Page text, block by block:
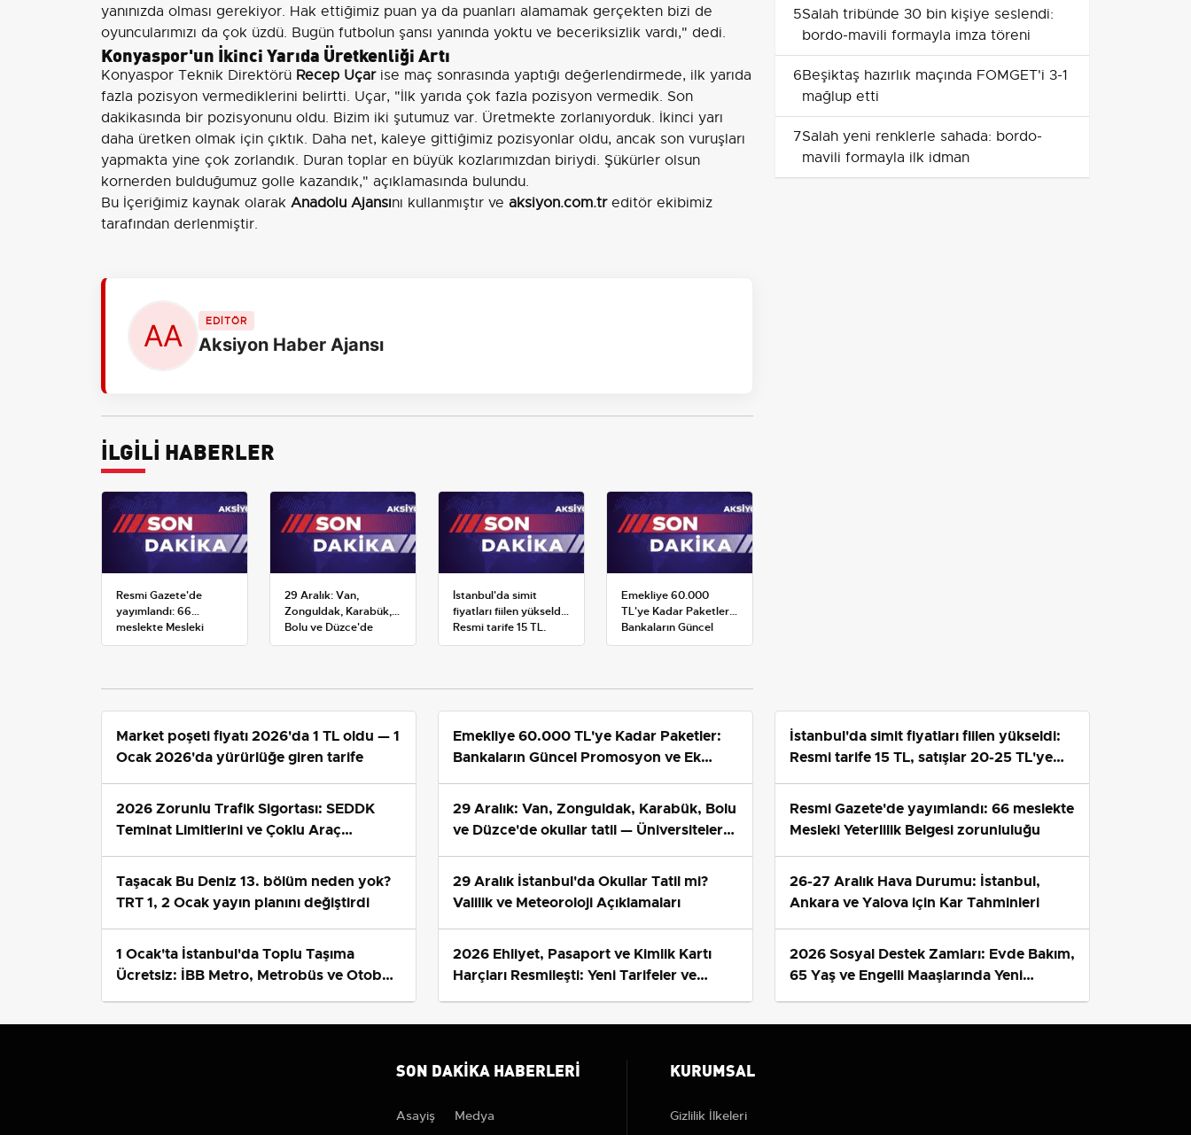
yanınızda olması gerekiyor. Hak ettiğimiz puan ya da puanları alamamak gerçekten bizi de
oyuncularımızı da çok üzdü. Bugün futbolun şansı yanında yoktu ve beceriksizlik vardı," dedi.
Konyaspor'un İkinci Yarıda Üretkenliği Artı
Konyaspor Teknik Direktörü Recep Uçarise maç sonrasında yaptığı değerlendirmede, ilk yarıda
fazla pozisyon vermediklerini belirtti. Uçar, "İlk yarıda çok fazla pozisyon vermedik. Son
dakikasında bir pozisyonunu oldu. Bizim iki şutumuz var. Üretmekte zorlanıyorduk. İkinci yarı
daha üretken olmak için çıktık. Daha net, kaleye gittiğimiz pozisyonlar oldu, ancak son vuruşları
yapmakta yine çok zorlandık. Duran toplar en büyük kozlarımızdan biriydi. Şükürler olsun
kornerden bulduğumuz golle kazandık," açıklamasında bulundu.
Bu İçeriğimiz kaynak olarak Anadolu Ajansını kullanmıştır ve aksiyon.com.treditör ekibimiz
tarafından derlenmiştir.
EDİTÖR
Aksiyon Haber Ajansı
İLGİLİ HABERLER
Resmi Gazete'de
yayımlandı: 66
meslekte Mesleki
Yeterlilik Belgesi
29 Aralık: Van,
Zonguldak, Karabük,
Bolu ve Düzce'de
okullar tatil —
İstanbul'da simit
fiyatları fiilen yükseldi:
Resmi tarife 15 TL,
satışlar 20-25 TL'ye
Emekliye 60.000
TL'ye Kadar Paketler:
Bankaların Güncel
Promosyon ve Ek
5Salah tribünde 30 bin kişiye seslendi:
bordo-mavili formayla imza töreni
6Beşiktaş hazırlık maçında FOMGET'i 3-1
mağlup etti
7Salah yeni renklerle sahada: bordo-
mavili formayla ilk idman
Market poşeti fiyatı 2026'da 1 TL oldu — 1
Ocak 2026'da yürürlüğe giren tarife
2026 Zorunlu Trafik Sigortası: SEDDK
Teminat Limitlerini ve Çoklu Araç
Taşacak Bu Deniz 13. bölüm neden yok?
TRT 1, 2 Ocak yayın planını değiştirdi
1 Ocak'ta İstanbul'da Toplu Taşıma
Ücretsiz: İBB Metro, Metrobüs ve Otobüs
Emekliye 60.000 TL'ye Kadar Paketler:
Bankaların Güncel Promosyon ve Ek
29 Aralık: Van, Zonguldak, Karabük, Bolu
ve Düzce'de okullar tatil — Üniversiteler
29 Aralık İstanbul'da Okullar Tatil mi?
Valilik ve Meteoroloji Açıklamaları
2026 Ehliyet, Pasaport ve Kimlik Kartı
Harçları Resmileşti: Yeni Tarifeler ve
İstanbul'da simit fiyatları fiilen yükseldi:
Resmi tarife 15 TL, satışlar 20-25 TL'ye
Resmi Gazete'de yayımlandı: 66 meslekte
Mesleki Yeterlilik Belgesi zorunluluğu
26-27 Aralık Hava Durumu: İstanbul,
Ankara ve Yalova için Kar Tahminleri
2026 Sosyal Destek Zamları: Evde Bakım,
65 Yaş ve Engelli Maaşlarında Yeni
SON DAKIKA HABERLERI
Asayiş Medya
KURUMSAL
Gizlilik İlkeleri